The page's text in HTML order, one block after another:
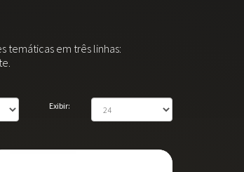
temáticas em três linhas:
Exibir: